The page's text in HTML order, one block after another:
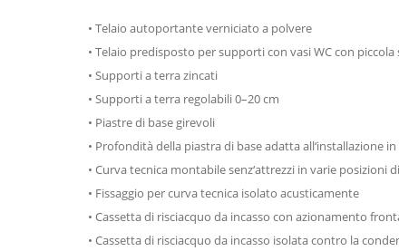
• Telaio autoportante verniciato a polvere
• Telaio predisposto per supporti con vasi WC con
• Supporti a terra zincati
• Supporti a terra regolabili 0–20 cm
• Piastre di base girevoli
• Profondità della piastra di base adatta all‘installazione
• Curva tecnica montabile senz‘attrezzi in varie
• Fissaggio per curva tecnica isolato acusticamente
• Cassetta di risciacquo da incasso con azionamento
• Cassetta di risciacquo da incasso isolata contro la